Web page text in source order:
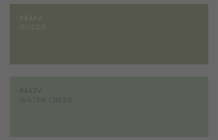
#434V
ISOLDA
#442V
WATER CRESS